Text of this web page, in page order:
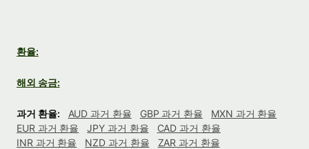
환율:
해외 송금:
과거 환율: AUD 과거 환율 GBP 과거 환율
MXN 과거 환율
EUR 과거 환율
JPY 과거 환율
CAD 과거 환율
INR 과거 환율
NZD 과거 환율
ZAR 과거 환율